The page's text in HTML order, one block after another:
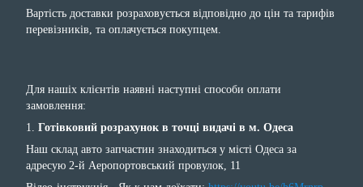
Вартість доставки розраховується відповідно до цін та тарифів
перевізників, та оплачується покупцем.
Для нашіх клієнтів наявні наступні способи оплати
замовлення:
1. Готівковий розрахунок в точці видачі в м. Одеса
Наш склад авто запчастин знаходиться у місті Одеса за
адресую 2-й Аеропортовський провулок, 11